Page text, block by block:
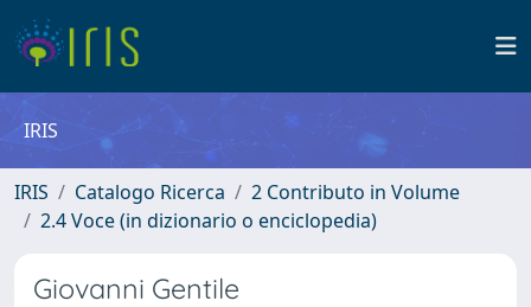
IRIS
IRIS Catalogo Ricerca
2 Contributo in Volume
2.4 Voce (in dizionario o enciclopedia)
Giovanni Gentile